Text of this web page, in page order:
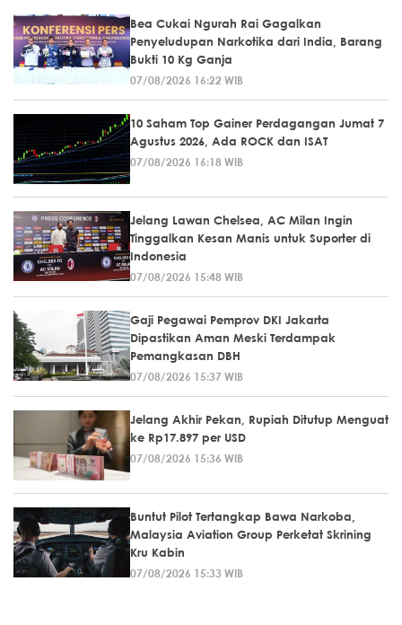
Bea Cukai Ngurah Rai Gagalkan
Penyeludupan Narkotika dari India, Barang
Bukti 10 Kg Ganja
07/08/2026 16:22 WIB
10 Saham Top Gainer Perdagangan Jumat 7
Agustus 2026, Ada ROCK dan ISAT
07/08/2026 16:18 WIB
Jelang Lawan Chelsea, AC Milan Ingin
Tinggalkan Kesan Manis untuk Suporter di
Indonesia
07/08/2026 15:48 WIB
Gaji Pegawai Pemprov DKI Jakarta
Dipastikan Aman Meski Terdampak
Pemangkasan DBH
07/08/2026 15:37 WIB
Jelang Akhir Pekan, Rupiah Ditutup Menguat
ke Rp17.897 per USD
07/08/2026 15:36 WIB
Buntut Pilot Tertangkap Bawa Narkoba,
Malaysia Aviation Group Perketat Skrining
Kru Kabin
07/08/2026 15:33 WIB